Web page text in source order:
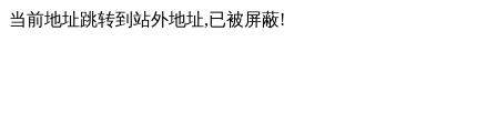
当前地址跳转到站外地址,已被屏蔽!